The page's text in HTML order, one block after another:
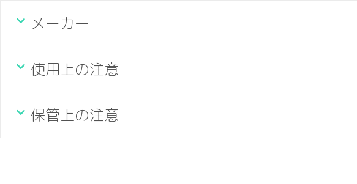
メーカー
使用上の注意
保管上の注意